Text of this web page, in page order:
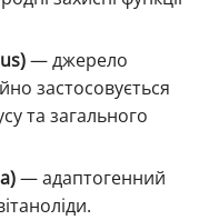
— джерело
застосовується
та загального
— адаптогенний